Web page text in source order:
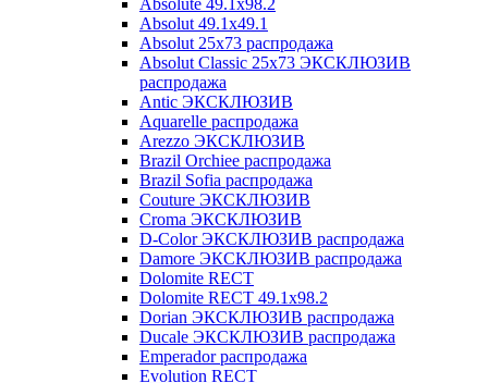
Absolute 49.1x98.2
Absolut 49.1x49.1
Absolut 25x73 распродажа
Absolut Classic 25x73 ЭКСКЛЮЗИВ
распродажа
Antic ЭКСКЛЮЗИВ
Aquarelle распродажа
Arezzo ЭКСКЛЮЗИВ
Brazil Orchiee распродажа
Brazil Sofia распродажа
Couture ЭКСКЛЮЗИВ
Croma ЭКСКЛЮЗИВ
D-Color ЭКСКЛЮЗИВ распродажа
Damore ЭКСКЛЮЗИВ распродажа
Dolomite RECT
Dolomite RECT 49.1x98.2
Dorian ЭКСКЛЮЗИВ распродажа
Ducale ЭКСКЛЮЗИВ распродажа
Emperador распродажа
Evolution RECT